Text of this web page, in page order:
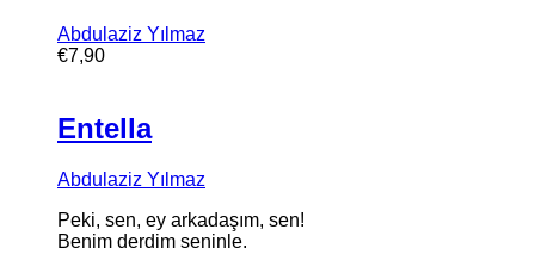
Abdulaziz Yılmaz
€7,90
Entella
Abdulaziz Yılmaz
Peki, sen, ey arkadaşım, sen!
Benim derdim seninle.